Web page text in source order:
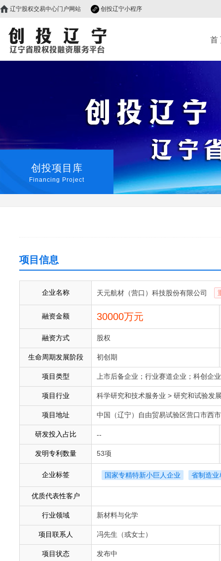
辽宁股权交易中心门户网站 创投辽宁小程序
首
创投项目库
Financing Project
项目信息
企业名称 天元航材（营口）科技股份有限公司
融资金额 30000万元
融资方式 股权
生命周期发展阶段 初创期
项目类型 上市后备企业；行业赛道企业；科创企业
项目行业 科学研究和技术服务业 > 研究和试验发
项目地址 中国（辽宁）自由贸易试验区营口市西
研发投入占比 --
发明专利数量 53项
企业标签 国家专精特新小巨人企业 省制造业
优质代表性客户
行业领域 新材料与化学
项目联系人 冯先生（或女士）
项目状态 发布中